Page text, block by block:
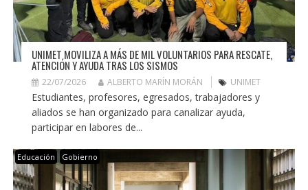
UNIMET MOVILIZA A MÁS DE MIL VOLUNTARIOS PARA RESCATE,
ATENCIÓN Y AYUDA TRAS LOS SISMOS
22/07/2026 ALBERTO MARÍN MORÁN UNIMET
Estudiantes, profesores, egresados, trabajadores y
aliados se han organizado para canalizar ayuda,
participar en labores de...
Educación Gobierno